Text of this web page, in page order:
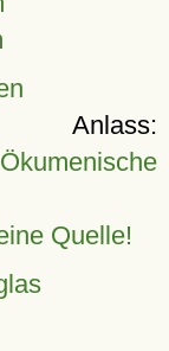
Anlass:
Quelle!